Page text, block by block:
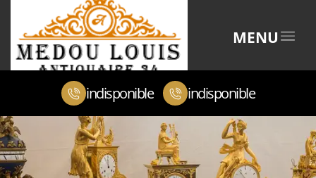
MENU
indisponible indisponible